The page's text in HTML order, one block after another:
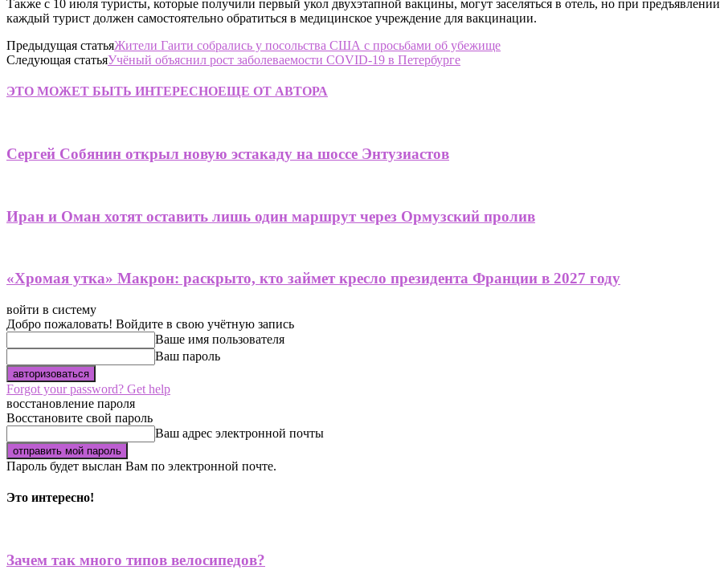
Также с 10 июля туристы, которые получили первый укол двухэтапной вакцины, могут заселяться в отель, но при
каждый турист должен самостоятельно обратиться в медицинское учреждение для вакцинации.
Предыдущая статьяЖители Гаити собрались у посольства США с просьбами об убежище
Следующая статьяУчёный объяснил рост заболеваемости COVID-19 в Петербурге
ЭТО МОЖЕТ БЫТЬ ИНТЕРЕСНОЕЩЕ ОТ АВТОРА
Сергей Собянин открыл новую эстакаду на шоссе Энтузиастов
Иран и Оман хотят оставить лишь один маршрут через Ормузский пролив
«Хромая утка» Макрон: раскрыто, кто займет кресло президента Франции в 2027 году
войти в систему
Добро пожаловать! Войдите в свою учётную запись
Ваше имя пользователя
Ваш пароль
Forgot your password? Get help
восстановление пароля
Восстановите свой пароль
Ваш адрес электронной почты
Пароль будет выслан Вам по электронной почте.
Это интересно!
Зачем так много типов велосипедов?